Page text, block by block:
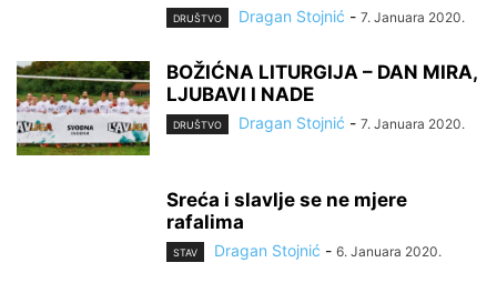
DRUŠTVO Dragan Stojnić - 7. Januara 2020.
BOŽIĆNA LITURGIJA – DAN MIRA,
LJUBAVI I NADE
DRUŠTVO Dragan Stojnić - 7. Januara 2020.
Sreća i slavlje se ne mjere
rafalima
STAV Dragan Stojnić - 6. Januara 2020.